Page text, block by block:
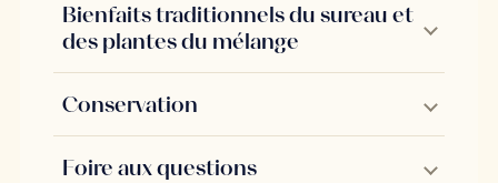
Bienfaits traditionnels du sureau et
des plantes du mélange
Conservation
Foire aux questions